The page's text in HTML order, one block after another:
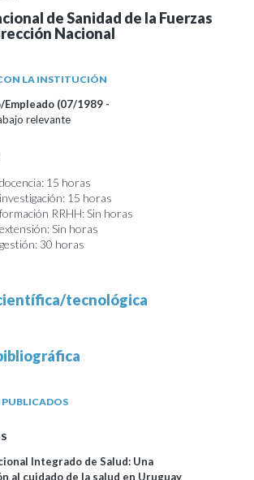
de Sanidad de la Fuerzas
Nacional
LA INSTITUCIÓN
(07/1989 -
relevante
15 horas
15 horas
RRHH: Sin horas
Sin horas
30 horas
tecnológica
Integrado de Salud: Una
al cuidado de la salud en Uruguay